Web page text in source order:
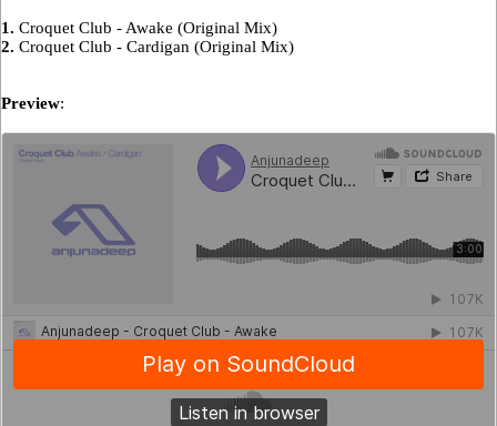
1. Croquet Club - Awake (Original Mix)
2. Croquet Club - Cardigan (Original Mix)
Preview: